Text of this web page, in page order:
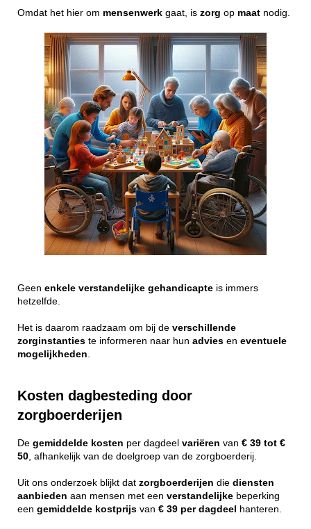
Omdat het hier om mensenwerk gaat, is zorg op maat nodig.
Geen enkele verstandelijke gehandicapte is immers
hetzelfde.
Het is daarom raadzaam om bij de verschillende
zorginstanties te informeren naar hun advies en eventuele
mogelijkheden.
Kosten dagbesteding door
zorgboerderijen
De gemiddelde kosten per dagdeel variëren van € 39 tot €
50 , afhankelijk van de doelgroep van de zorgboerderij.
Uit ons onderzoek blijkt dat zorgboerderijen die diensten
aanbieden aan mensen met een verstandelijke beperking
een gemiddelde kostprijs van € 39 per dagdeel hanteren.